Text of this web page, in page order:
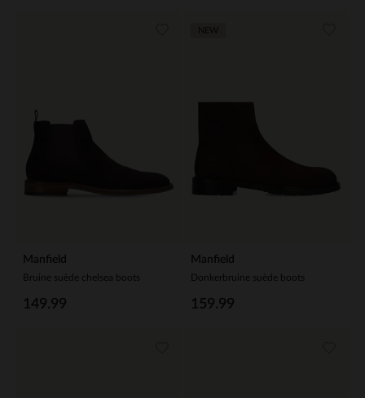
Manfield
Bruine suède chelsea boots
149.99
Manfield
Donkerbruine suède boots
159.99